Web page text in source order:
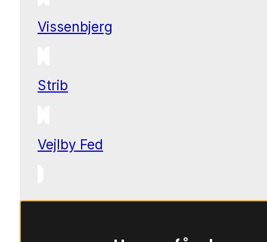
Vissenbjerg
Strib
Vejlby Fed